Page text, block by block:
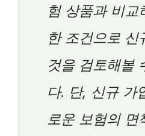
험 상품과 비교
한 조건으로 신
것을 검토해볼
다. 단, 신규 가
로운 보험의 면